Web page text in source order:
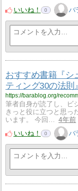
いいね！
0 バ
おすすめ書籍『シ
ティング30の法則』
https://barablog.org/
筆者自身が読了し、ビ
きっと役に立つと思っ
います。 今回…
4年前
いいね！
0 バ